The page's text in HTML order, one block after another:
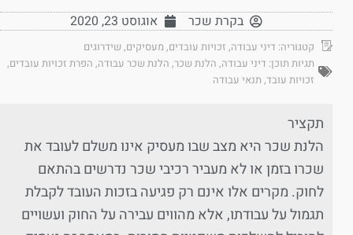
בקרת שכר אוגוסט 23, 2020
קטגוריה:דיני עבודה,זכויות עובדים,מעסיקים,שידרוגים
תגיות תוכן: דיני עבודה,הלנת שכר,הלנת שכר עבודה,הפרת זכויות עובדים,
זכויות עובד,תנאי עבודה
תקציר
הלנת שכר היא מצב שבו מעסיק אינו משלם לעובד את
שכרו בזמן או לא מעביר רכיבי שכר נדרשים בהתאם
לחוק. מקרים אלו אינם רק פגיעה בזכות העובד לקבלת
תגמול על עבודתו, אלא מהווים עבירה על החוק ועשויים